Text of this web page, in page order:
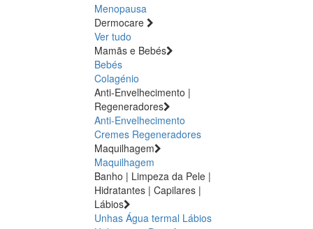
Menopausa
Dermocare
Ver tudo
Mamãs e Bebés
Bebés
Colagénio
Anti-Envelhecimento |
Regeneradores
Anti-Envelhecimento
Cremes Regeneradores
Maquilhagem
Maquilhagem
Banho | Limpeza da Pele |
Hidratantes | Capilares |
Lábios
Unhas Água termal Lábios